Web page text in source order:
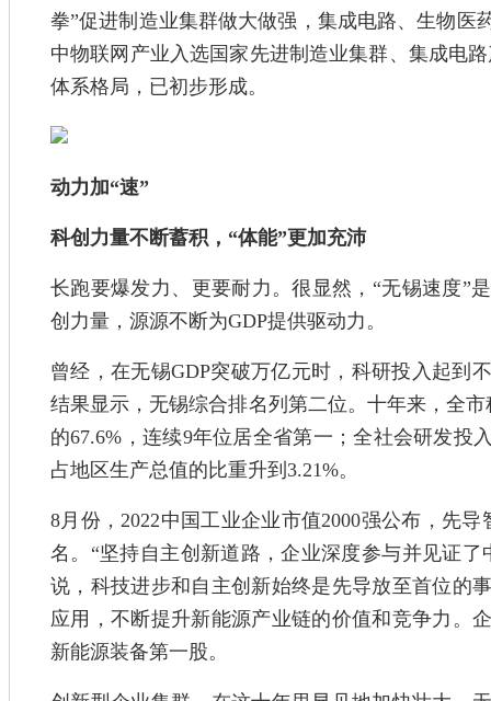
拳”促进制造业集群做大做强，集成电路、生物医
中物联网产业入选国家先进制造业集群、集成电
体系格局，已初步形成。
动力加“速”
科创力量不断蓄积，“体能”更加充沛
长跑要爆发力、更要耐力。很显然，“无锡速度”
创力量，源源不断为GDP提供驱动力。
曾经，在无锡GDP突破万亿元时，科研投入起到
结果显示，无锡综合排名列第二位。十年来，全
的67.6%，连续9年位居全省第一；全社会研发投
占地区生产总值的比重升到3.21%。
8月份，2022中国工业企业市值2000强公布，先
名。“坚持自主创新道路，企业深度参与并见证
说，科技进步和自主创新始终是先导放至首位的
应用，不断提升新能源产业链的价值和竞争力。
新能源装备第一股。